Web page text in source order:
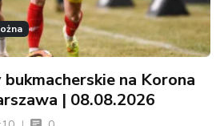
na Korona
| 08.08.2026